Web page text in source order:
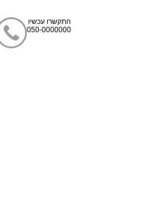
התקשרו עכשיו
050-0000000